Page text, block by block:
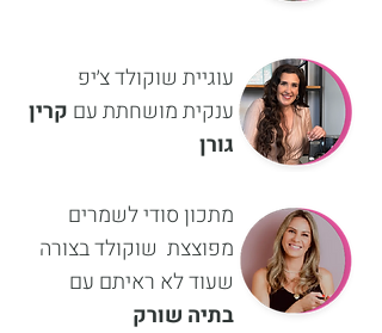
עוגיית שוקולד צ׳יפ
ענקית מושחתת עם קרין
גורן
מתכון סודי לשמרים
מפוצצת שוקולד בצורה
שעוד לא ראיתם עם
בתיה שורק